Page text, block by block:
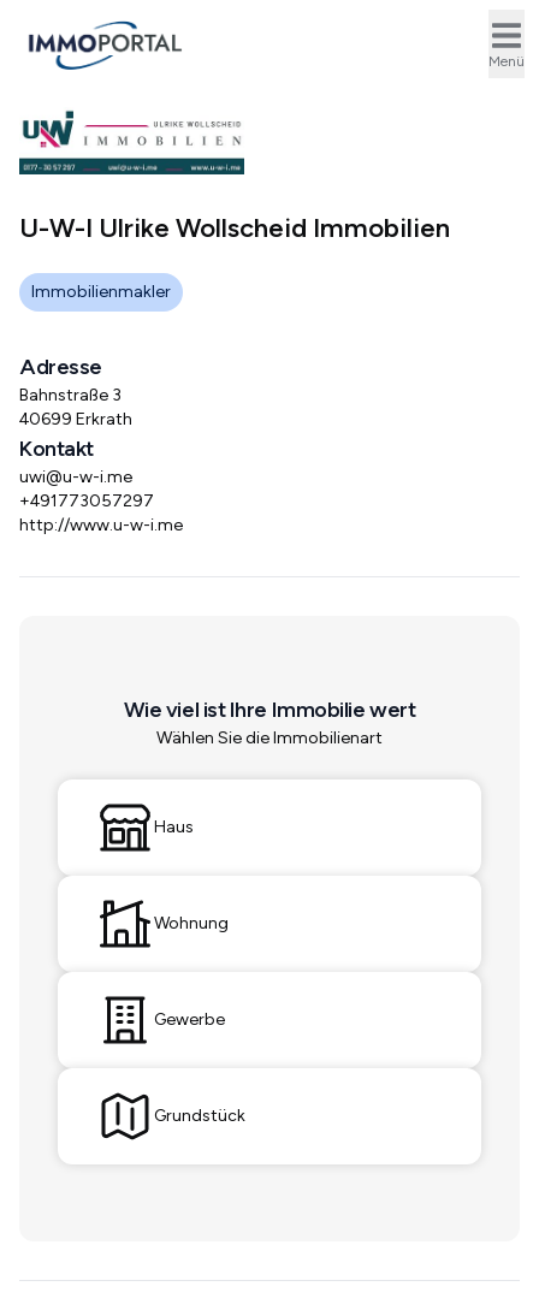
Menü
U-W-I Ulrike Wollscheid Immobilien
Immobilienmakler
Adresse
Bahnstraße 3
40699 Erkrath
Kontakt
uwi@u-w-i.me
+491773057297
http://www.u-w-i.me
Wie viel ist Ihre Immobilie wert
Wählen Sie die Immobilienart
Haus
Wohnung
Gewerbe
Grundstück